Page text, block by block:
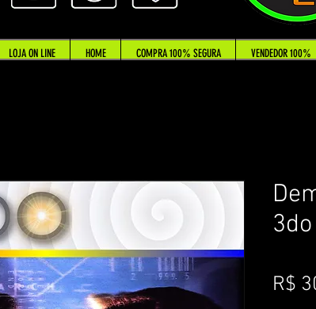
R$
LOJA ON LINE HOME COMPRA 100% SEGURA VENDEDOR 100%